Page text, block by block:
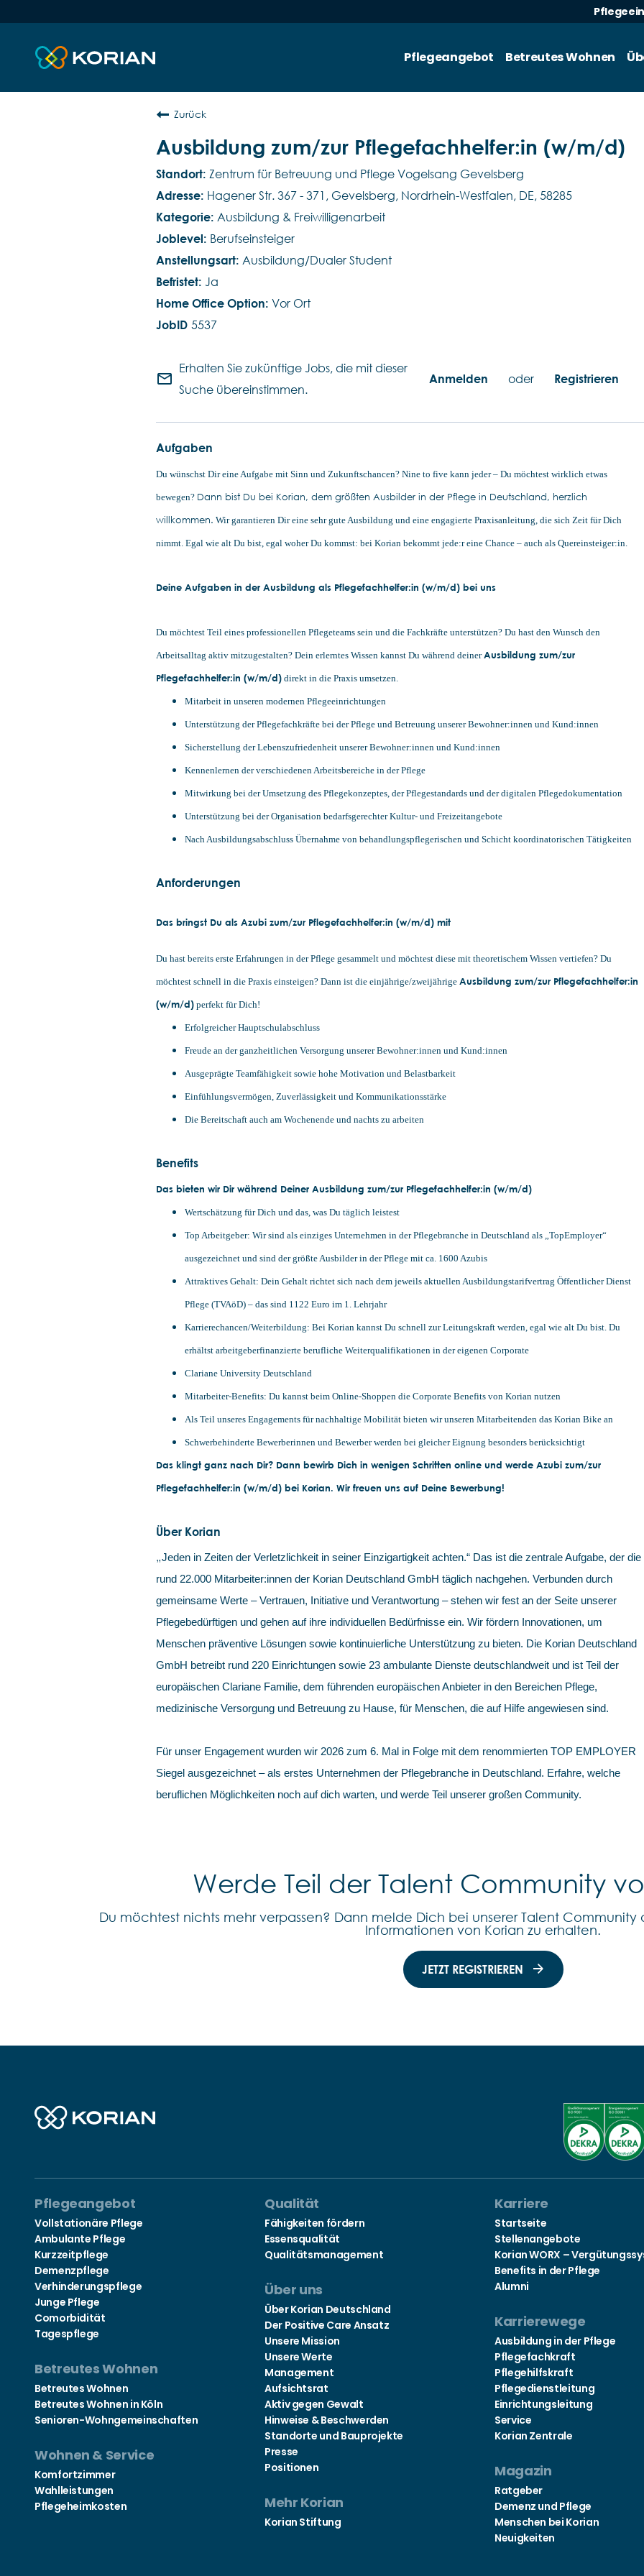
Pflegeangebot Betreutes Wohnen
Zurück
Ausbildung zum/zur Pflegefachhelfer:in (w/m/d)
Zentrum für Betreuung und Pflege Vogelsang Gevelsberg
Hagener Str. 367 - 371, Gevelsberg, Nordrhein-Westfalen, DE, 58285
Ausbildung & Freiwilligenarbeit
Berufseinsteiger
Ausbildung/Dualer Student
Ja
Vor Ort
5537
mail_outline
Erhalten Sie zukünftige Jobs, die mit dieser
Suche übereinstimmen.
Anmelden oder Registrieren
Aufgaben
Du wünschst Dir eine Aufgabe mit Sinn und Zukunftschancen? Nine to five kann jeder – Du möchtest wirklich etwas
bewegen? Dann bist Du bei Korian, dem größten Ausbilder in der Pflege in Deutschland, herzlich
willkommen. Wir garantieren Dir eine sehr gute Ausbildung und eine engagierte Praxisanleitung, die sich Zeit für Dich
nimmt. Egal wie alt Du bist, egal woher Du kommst: bei Korian bekommt jede:r eine Chance – auch als Quereinsteiger:in.
Deine Aufgaben in der Ausbildung als Pflegefachhelfer:in (w/m/d) bei uns
Du möchtest Teil eines professionellen Pflegeteams sein und die Fachkräfte unterstützen? Du hast den Wunsch den
Arbeitsalltag aktiv mitzugestalten? Dein erlerntes Wissen kannst Du während deinerAusbildung zum/zur
Pflegefachhelfer:in (w/m/d) direkt in die Praxis umsetzen.
Mitarbeit in unseren modernen Pflegeeinrichtungen
Unterstützung der Pflegefachkräfte bei der Pflege und Betreuung unserer Bewohner:innen und Kund:innen
Sicherstellung der Lebenszufriedenheit unserer Bewohner:innen und Kund:innen
Kennenlernen der verschiedenen Arbeitsbereiche in der Pflege
Mitwirkung bei der Umsetzung des Pflegekonzeptes, der Pflegestandards und der digitalen Pflegedokumentation
Unterstützung bei der Organisation bedarfsgerechter Kultur- und Freizeitangebote
Nach Ausbildungsabschluss Übernahme von behandlungspflegerischen und Schicht koordinatorischen Tätigkeiten
Anforderungen
Das bringst Du als Azubi zum/zur Pflegefachhelfer:in (w/m/d) mit
Du hast bereits erste Erfahrungen in der Pflege gesammelt und möchtest diese mit theoretischem Wissen vertiefen? Du
möchtest schnell in die Praxis einsteigen? Dann ist die einjährige/zweijährige Ausbildung zum/zur Pflegefachhelfer:in
(w/m/d) perfekt für Dich!
Erfolgreicher Hauptschulabschluss
Freude an der ganzheitlichen Versorgung unserer Bewohner:innen und Kund:innen
Ausgeprägte Teamfähigkeit sowie hohe Motivation und Belastbarkeit
Einfühlungsvermögen, Zuverlässigkeit und Kommunikationsstärke
Die Bereitschaft auch am Wochenende und nachts zu arbeiten
Benefits
Das bieten wir Dir während Deiner Ausbildung zum/zur Pflegefachhelfer:in (w/m/d)
Wertschätzung für Dich und das, was Du täglich leistest
Top Arbeitgeber: Wir sind als einziges Unternehmen in der Pflegebranche in Deutschland als „TopEmployer“
ausgezeichnet und sind der größte Ausbilder in der Pflege mit ca. 1600 Azubis
Attraktives Gehalt: Dein Gehalt richtet sich nach dem jeweils aktuellen Ausbildungstarifvertrag Öffentlicher Dienst
Pflege (TVAöD) – das sind 1122 Euro im 1. Lehrjahr
Karrierechancen/Weiterbildung: Bei Korian kannst Du schnell zur Leitungskraft werden, egal wie alt Du bist. Du
erhältst arbeitgeberfinanzierte berufliche Weiterqualifikationen in der eigenen Corporate
Clariane University Deutschland
Mitarbeiter-Benefits: Du kannst beim Online-Shoppen die Corporate Benefits von Korian nutzen
Als Teil unseres Engagements für nachhaltige Mobilität bieten wir unseren Mitarbeitenden das Korian Bike an
Schwerbehinderte Bewerberinnen und Bewerber werden bei gleicher Eignung besonders berücksichtigt
Das klingt ganz nach Dir? Dann bewirb Dich in wenigen Schritten online und werde Azubi zum/zur
Pflegefachhelfer:in (w/m/d) bei Korian. Wir freuen uns auf Deine Bewerbung!
Über Korian
„Jeden in Zeiten der Verletzlichkeit in seiner Einzigartigkeit achten.“ Das ist die zentrale Aufgabe, der die
rund 22.000 Mitarbeiter:innen der Korian Deutschland GmbH täglich nachgehen. Verbunden durch
gemeinsame Werte – Vertrauen, Initiative und Verantwortung – stehen wir fest an der Seite unserer
Pflegebedürftigen und gehen auf ihre individuellen Bedürfnisse ein. Wir fördern Innovationen, um
Menschen präventive Lösungen sowie kontinuierliche Unterstützung zu bieten. Die Korian Deutschland
GmbH betreibt rund 220 Einrichtungen sowie 23 ambulante Dienste deutschlandweit und ist Teil der
europäischen Clariane Familie, dem führenden europäischen Anbieter in den Bereichen Pflege,
medizinische Versorgung und Betreuung zu Hause, für Menschen, die auf Hilfe angewiesen sind.
Für unser Engagement wurden wir 2026 zum 6. Mal in Folge mit dem renommierten TOP EMPLOYER
Siegel ausgezeichnet – als erstes Unternehmen der Pflegebranche in Deutschland. Erfahre, welche
beruflichen Möglichkeiten noch auf dich warten, und werde Teil unserer großen Community.
Werde Teil der Talent Community
Du möchtest nichts mehr verpassen? Dann melde Dich bei unserer Talent
Informationen von Korian zu erhalten.
JETZT REGISTRIEREN
Pflegeangebot
Vollstationäre Pflege
Ambulante Pflege
Kurzzeitpflege
Demenzpflege
Verhinderungspflege
Junge Pflege
Comorbidität
Tagespflege
Betreutes Wohnen
Betreutes Wohnen
Betreutes Wohnen in Köln
Senioren-Wohngemeinschaften
Wohnen & Service
Komfortzimmer
Wahlleistungen
Pflegeheimkosten
Qualität
Fähigkeiten fördern
Essensqualität
Qualitätsmanagement
Über uns
Über Korian Deutschland
Der Positive Care Ansatz
Unsere Mission
Unsere Werte
Management
Aufsichtsrat
Aktiv gegen Gewalt
Hinweise & Beschwerden
Standorte und Bauprojekte
Presse
Positionen
Mehr Korian
Korian Stiftung
Karriere
Startseite
Stellenangebote
Korian WORX –
Benefits in der Pflege
Alumni
Karrierewege
Ausbildung in der Pflege
Pflegefachkraft
Pflegehilfskraft
Pflegedienstleitung
Einrichtungsleitung
Service
Korian Zentrale
Magazin
Ratgeber
Demenz und Pflege
Menschen bei Korian
Neuigkeiten